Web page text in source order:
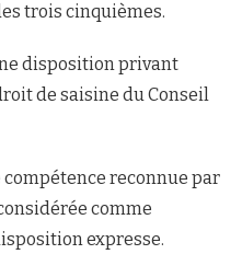
trois cinquièmes.
disposition privant
de saisine du Conseil
reconnue par
comme
expresse.